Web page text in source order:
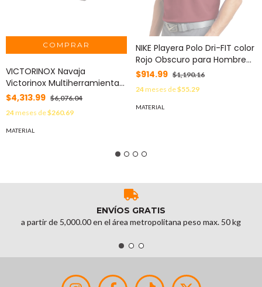
VICTORINOX Navaja
Victorinox Multiherramienta
Spirit X con 24 Funciones,
30224L
$4,313.99 $6,076.04
24meses de$260.69
MATERIAL
NIKE Playera Polo Dri-FIT color
Rojo Obscuro para Hombre
MOD: C373749S/R
$914.99 $1,190.16
24meses de$55.29
MATERIAL
ENVÍOS GRATIS
a partir de 5,000.00 en el área metropolitana peso max. 50 kg